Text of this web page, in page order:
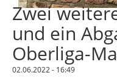
Zwei
und ein
Oberliga-
02.06.2022 - 16:49